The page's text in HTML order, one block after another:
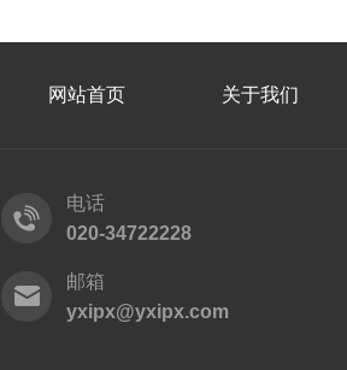
网站首页 关于我们
电话
020-34722228
邮箱
yxipx@yxipx.com